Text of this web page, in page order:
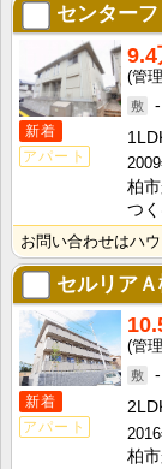
センター
新着
アパート
9.4
-
柏
つ
お問い合わせはハ
セルリア
新着
アパート
-
柏